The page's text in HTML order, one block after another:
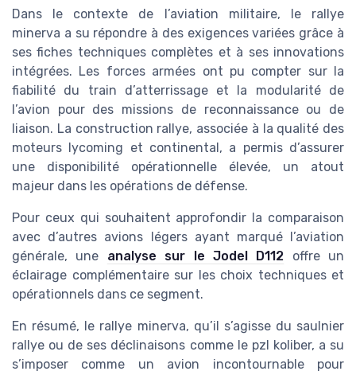
Dans le contexte de l’aviation militaire, le rallye
minerva a su répondre à des exigences variées grâce à
ses fiches techniques complètes et à ses innovations
intégrées. Les forces armées ont pu compter sur la
fiabilité du train d’atterrissage et la modularité de
l’avion pour des missions de reconnaissance ou de
liaison. La construction rallye, associée à la qualité des
moteurs lycoming et continental, a permis d’assurer
une disponibilité opérationnelle élevée, un atout
majeur dans les opérations de défense.
Pour ceux qui souhaitent approfondir la comparaison
avec d’autres avions légers ayant marqué l’aviation
générale, une analyse sur le Jodel D112 offre un
éclairage complémentaire sur les choix techniques et
opérationnels dans ce segment.
En résumé, le rallye minerva, qu’il s’agisse du saulnier
rallye ou de ses déclinaisons comme le pzl koliber, a su
s’imposer comme un avion incontournable pour